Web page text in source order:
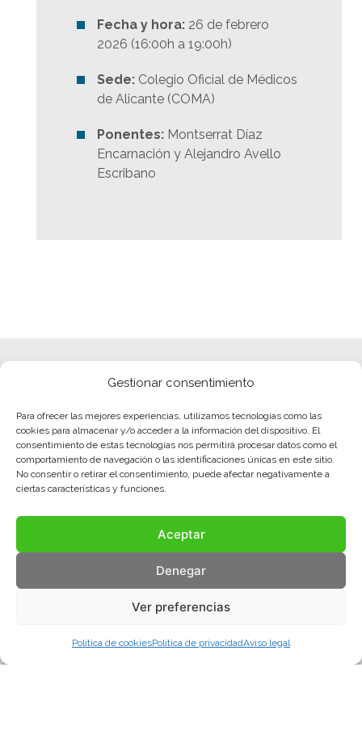
Gestionar consentimiento
Para ofrecer las mejores experiencias, utilizamos tecnologías como las
cookies para almacenar y/o acceder a la información del dispositivo. El
consentimiento de estas tecnologías nos permitirá procesar datos como el
comportamiento de navegación o las identificaciones únicas en este sitio.
No consentir o retirar el consentimiento, puede afectar negativamente a
ciertas características y funciones.
Aceptar
Denegar
Ver preferencias
Política de cookiesPolítica de privacidadAviso legal
Fecha y hora: 26 de febrero
2026 (16:00h a 19:00h)
Sede: Colegio Oficial de Médicos
de Alicante (COMA)
Ponentes: Montserrat Díaz
Encarnación y Alejandro Avello
Escribano